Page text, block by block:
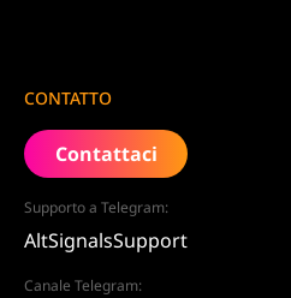
CONTATTO
Contattaci
Supporto a Telegram:
AltSignalsSupport
Canale Telegram: